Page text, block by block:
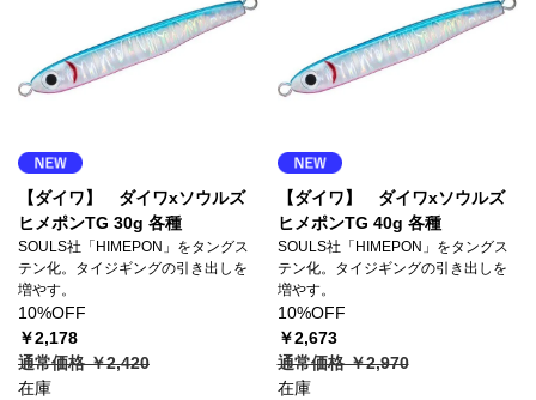
【ダイワ】 ダイワxソウルズ
ヒメポンTG 30g 各種
SOULS社「HIMEPON」をタングス
テン化。タイジギングの引き出しを
増やす。
10%OFF
￥2,178
通常価格 ￥2,420
在庫
【ダイワ】 ダイワxソウルズ
ヒメポンTG 40g 各種
SOULS社「HIMEPON」をタングス
テン化。タイジギングの引き出しを
増やす。
10%OFF
￥2,673
通常価格 ￥2,970
在庫